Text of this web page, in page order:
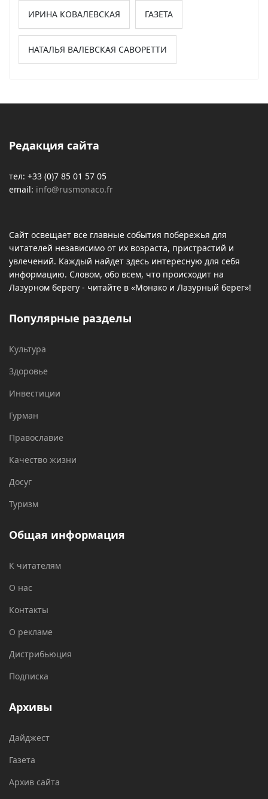
ИРИНА КОВАЛЕВСКАЯ ГАЗЕТА
НАТАЛЬЯ ВАЛЕВСКАЯ САВОРЕТТИ
Редакция сайта
тел: +33 (0)7 85 01 57 05
email: info@rusmonaco.fr
Сайт освещает все главные события побережья для
читателей независимо от их возраста, пристрастий и
увлечений. Каждый найдет здесь интересную для себя
информацию. Словом, обо всем, что происходит на
Лазурном берегу - читайте в «Монако и Лазурный берег»!
Популярные разделы
Культура
Здоровье
Инвестиции
Гурман
Православие
Качество жизни
Досуг
Туризм
Общая информация
К читателям
О нас
Контакты
О рекламе
Дистрибьюция
Подписка
Архивы
Дайджест
Газета
Архив сайта